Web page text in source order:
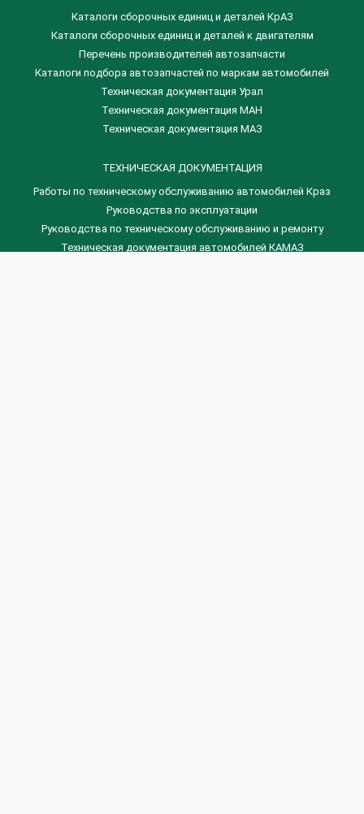
Каталоги сборочных единиц и деталей КрАЗ
​Каталоги сборочных единиц и деталей к двигателям
Перечень производителей автозапчасти
Каталоги подбора автозапчастей по маркам автомобилей
Техническая документация Урал
Техническая документация МАН
Техническая документация МАЗ
ТЕХНИЧЕСКАЯ ДОКУМЕНТАЦИЯ
Работы по техническому обслуживанию автомобилей Краз
Руководства по эксплуатации
Руководства по техническому обслуживанию и ремонту
Техническая документация автомобилей КАМАЗ